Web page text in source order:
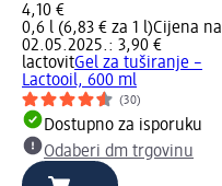
4,10 €
0,6 l (6,83 € za 1 l)Cijena na
02.05.2025.: 3,90 €
lactovitGel za tuširanje –
Lactooil, 600 ml
(30)
Dostupno za isporuku
Odaberi dm trgovinu